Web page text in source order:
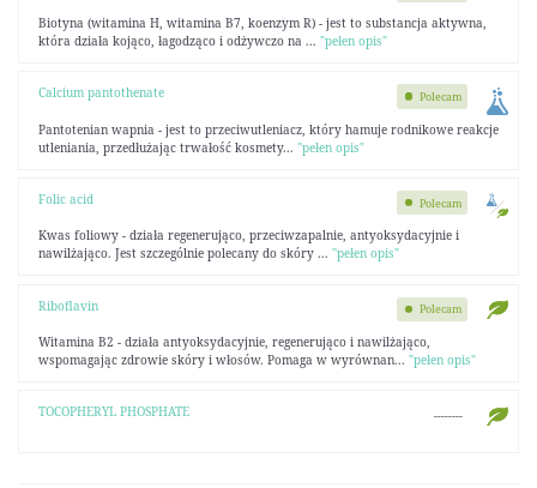
Biotyna (witamina H, witamina B7, koenzym R) - jest to substancja aktywna,
która działa kojąco, łagodząco i odżywczo na ... "pełen opis"
Calcium pantothenate
Pantotenian wapnia - jest to przeciwutleniacz, który hamuje rodnikowe reakcje
utleniania, przedłużając trwałość kosmety... "pełen opis"
Polecam
Folic acid
Kwas foliowy - działa regenerująco, przeciwzapalnie, antyoksydacyjnie i
nawilżająco. Jest szczególnie polecany do skóry ... "pełen opis"
Polecam
Riboflavin
Witamina B2 - działa antyoksydacyjnie, regenerująco i nawilżająco,
wspomagając zdrowie skóry i włosów. Pomaga w wyrównan... "pełen opis"
Polecam
TOCOPHERYL PHOSPHATE --------